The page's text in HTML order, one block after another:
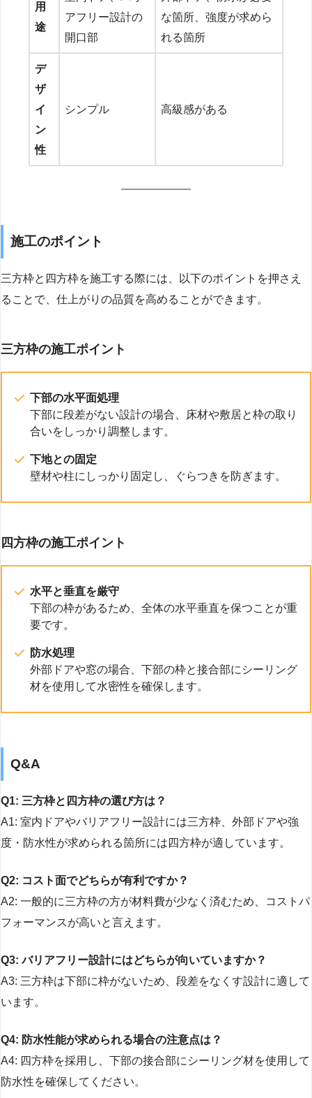
用
途
アフリー設計の
開口部
な箇所、強度が求めら
れる箇所
デ
ザ
イ
ン
性
シンプル 高級感がある
施工のポイント
三方枠と四方枠を施工する際には、以下のポイントを押さえ
ることで、仕上がりの品質を高めることができます。
三方枠の施工ポイント
下部の水平面処理
下部に段差がない設計の場合、床材や敷居と枠の取り
合いをしっかり調整します。
下地との固定
壁材や柱にしっかり固定し、ぐらつきを防ぎます。
四方枠の施工ポイント
水平と垂直を厳守
下部の枠があるため、全体の水平垂直を保つことが重
要です。
防水処理
外部ドアや窓の場合、下部の枠と接合部にシーリング
材を使用して水密性を確保します。
Q&A
Q1: 三方枠と四方枠の選び方は？
A1: 室内ドアやバリアフリー設計には三方枠、外部ドアや強
度・防水性が求められる箇所には四方枠が適しています。
Q2: コスト面でどちらが有利ですか？
A2: 一般的に三方枠の方が材料費が少なく済むため、コストパ
フォーマンスが高いと言えます。
Q3: バリアフリー設計にはどちらが向いていますか？
A3: 三方枠は下部に枠がないため、段差をなくす設計に適して
います。
Q4: 防水性能が求められる場合の注意点は？
A4: 四方枠を採用し、下部の接合部にシーリング材を使用して
防水性を確保してください。